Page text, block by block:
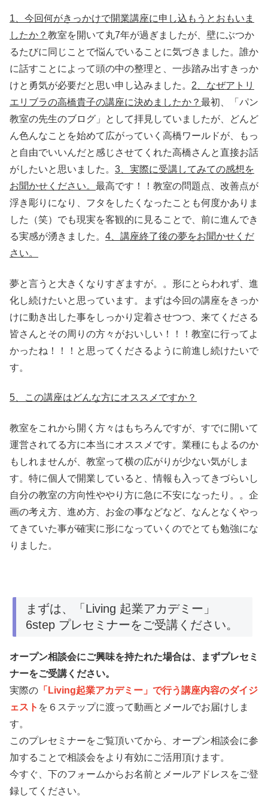
1、今回何がきっかけで開業講座に申し込もうとおもいま
したか？ 教室を開いて丸7年が過ぎましたが、壁にぶつか
るたびに同じことで悩んでいることに気づきました。誰か
に話すことによって頭の中の整理と、一歩踏み出すきっか
けと勇気が必要だと思い申し込みました。 2、なぜアトリ
エリブラの高橋貴子の講座に決めましたか？ 最初、「パン
教室の先生のブログ」として拝見していましたが、どんど
ん色んなことを始めて広がっていく高橋ワールドが、もっ
と自由でいいんだと感じさせてくれた高橋さんと直接お話
がしたいと思いました。 3、実際に受講してみての感想を
お聞かせください。 最高です！！教室の問題点、改善点が
浮き彫りになり、フタをしたくなったことも何度かありま
した（笑）でも現実を客観的に見ることで、前に進んでき
る実感が湧きました。 4、講座終了後の夢をお聞かせくだ
さい。
夢と言うと大きくなりすぎますが。。形にとらわれず、進
化し続けたいと思っています。まずは今回の講座をきっか
けに動き出した事をしっかり定着させつつ、来てくださる
皆さんとその周りの方々がおいしい！！！教室に行ってよ
かったね！！！と思ってくださるように前進し続けたいで
す。
5、この講座はどんな方にオススメですか？
教室をこれから開く方々はもちろんですが、すでに開いて
運営されてる方に本当にオススメです。業種にもよるのか
もしれませんが、教室って横の広がりが少ない気がしま
す。特に個人で開業していると、情報も入ってきづらいし
自分の教室の方向性ややり方に急に不安になったり。。企
画の考え方、進め方、お金の事などなど、なんとなくやっ
てきていた事が確実に形になっていくのでとても勉強にな
りました。
まずは、「Living 起業アカデミー」
6step プレセミナーをご受講ください。
オープン相談会にご興味を持たれた場合は、まずプレセミ
ナーをご受講ください。
実際の 「Living起業アカデミー」で行う講座内容のダイジ
ェスト を６ステップに渡って動画とメールでお届けしま
す。
このプレセミナーをご覧頂いてから、オープン相談会に参
加することで相談会をより有効にご活用頂けます。
今すぐ、下のフォームからお名前とメールアドレスをご登
録してください。